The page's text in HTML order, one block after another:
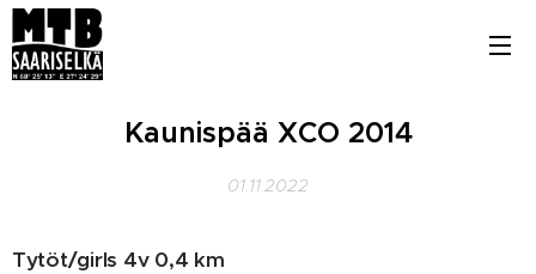
Kaunispää XCO 2014
01.11.2022
Tytöt/girls 4v 0,4 km